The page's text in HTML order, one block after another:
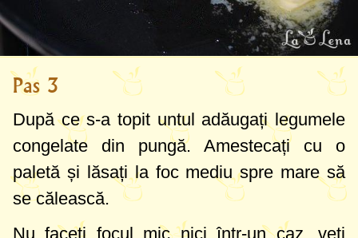
Pas 3
După ce s-a topit untul adăugați legumele
congelate din pungă. Amestecați cu o
paletă și lăsați la foc mediu spre mare să
se călească.
Nu faceți focul mic nici într-un caz, veți